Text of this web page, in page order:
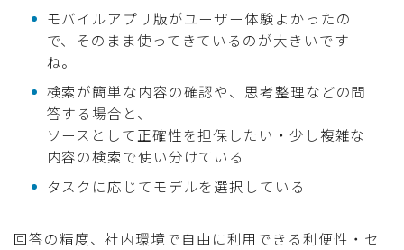
モバイルアプリ版がユーザー体験よかったの
で、そのまま使ってきているのが大きいです
ね。
検索が簡単な内容の確認や、思考整理などの問
答する場合と、
ソースとして正確性を担保したい・少し複雑な
内容の検索で使い分けている
タスクに応じてモデルを選択している
回答の精度、社内環境で自由に利用できる利便性・セ